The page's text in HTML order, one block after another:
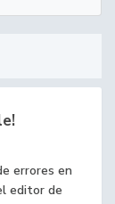
errores en
editor de